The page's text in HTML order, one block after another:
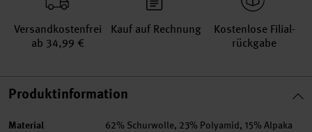
Versand­kosten­frei
ab 34,99 €
Kauf auf Rechnung
Kosten­lose Filial­
rückgabe
Produktinformation
Material 62% Schurwolle, 23% Polyamid, 15% Alpaka